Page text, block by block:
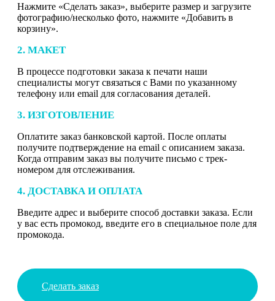
Нажмите «Сделать заказ», выберите размер и загрузите
фотографию/несколько фото, нажмите «Добавить в
корзину».
2. МАКЕТ
В процессе подготовки заказа к печати наши
специалисты могут связаться с Вами по указанному
телефону или email для согласования деталей.
3. ИЗГОТОВЛЕНИЕ
Оплатите заказ банковской картой. После оплаты
получите подтверждение на email с описанием заказа.
Когда отправим заказ вы получите письмо с трек-
номером для отслеживания.
4. ДОСТАВКА И ОПЛАТА
Введите адрес и выберите способ доставки заказа. Если
у вас есть промокод, введите его в специальное поле для
промокода.
Сделать заказ